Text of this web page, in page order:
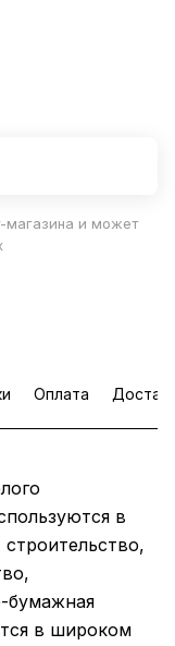
магазина и может
Оплата
в
строительство,
бумажная
в широком